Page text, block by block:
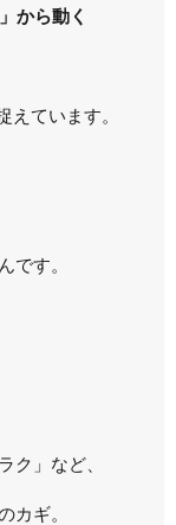
から動く
えています。
んです。
ク」など、
カギ。